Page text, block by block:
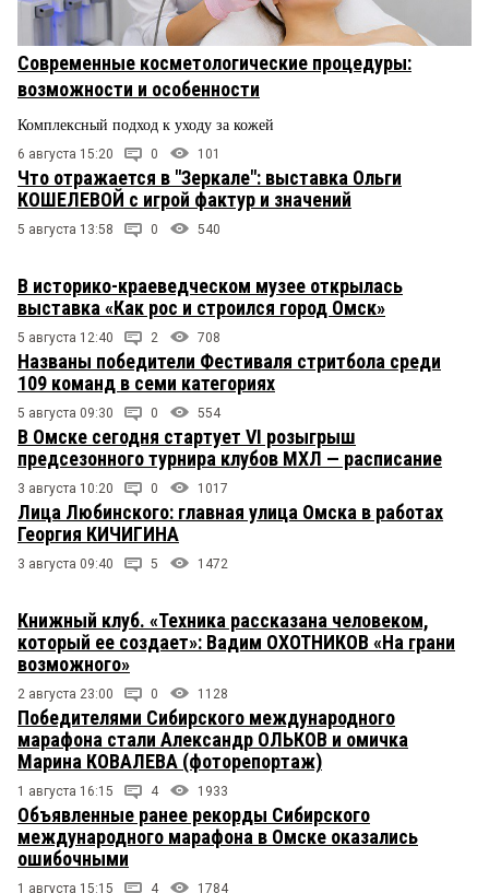
Современные косметологические процедуры:
возможности и особенности
Комплексный подход к уходу за кожей
6 августа 15:20 0 101
Что отражается в "Зеркале": выставка Ольги
КОШЕЛЕВОЙ с игрой фактур и значений
5 августа 13:58 0 540
В историко-краеведческом музее открылась
выставка «Как рос и строился город Омск»
5 августа 12:40 2 708
Названы победители Фестиваля стритбола среди
109 команд в семи категориях
5 августа 09:30 0 554
В Омске сегодня стартует VI розыгрыш
предсезонного турнира клубов МХЛ — расписание
3 августа 10:20 0 1017
Лица Любинского: главная улица Омска в работах
Георгия КИЧИГИНА
3 августа 09:40 5 1472
Книжный клуб. «Техника рассказана человеком,
который ее создает»: Вадим ОХОТНИКОВ «На грани
возможного»
2 августа 23:00 0 1128
Победителями Сибирского международного
марафона стали Александр ОЛЬКОВ и омичка
Марина КОВАЛЕВА (фоторепортаж)
1 августа 16:15 4 1933
Объявленные ранее рекорды Сибирского
международного марафона в Омске оказались
ошибочными
1 августа 15:15 4 1784